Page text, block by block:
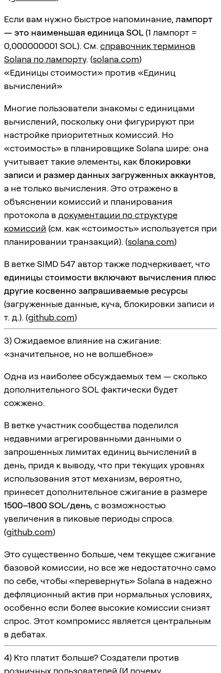
Если вам нужно быстрое напоминание, лампорт
— это наименьшая единица SOL(1 лампорт =
0,000000001 SOL). См. справочник терминов
Solana по лампорту. (solana.com)
«Единицы стоимости» против «Единиц
вычислений»
Многие пользователи знакомы с единицами
вычислений, поскольку они фигурируют при
настройке приоритетных комиссий. Но
«стоимость» в планировщике Solana шире: она
учитывает такие элементы, как блокировки
записи и размер данных загруженных аккаунтов,
а не только вычисления. Это отражено в
объяснении комиссий и планирования
протокола в документации по структуре
комиссий (см. как «стоимость» используется при
планировании транзакций). (solana.com)
В ветке SIMD 547 автор также подчеркивает, что
единицы стоимости включают вычисления плюс
другие косвенно запрашиваемые ресурсы
(загруженные данные, куча, блокировки записи и
т. д.). (github.com)
3) Ожидаемое влияние на сжигание:
«значительное, но не волшебное»
Одна из наиболее обсуждаемых тем — сколько
дополнительного SOL фактически будет
сожжено.
В ветке участник сообщества поделился
недавними агрегированными данными о
запрошенных лимитах единиц вычислений в
день, придя к выводу, что при текущих уровнях
использования этот механизм, вероятно,
принесет дополнительное сжигание в размере
1500–1800 SOL/день, с возможностью
увеличения в пиковые периоды спроса.
(github.com)
Это существенно больше, чем текущее сжигание
базовой комиссии, но все же недостаточно само
по себе, чтобы «перевернуть» Solana в надежно
дефляционный актив при нормальных условиях,
особенно если более высокие комиссии снизят
спрос. Этот компромисс является центральным
в дебатах.
4) Кто платит больше? Создатели против
розничных пользователей (И почему